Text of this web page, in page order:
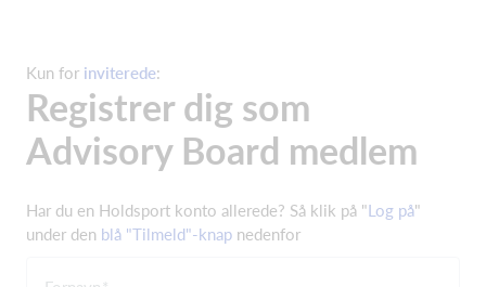
Kun for inviterede:
Registrer dig som
Advisory Board medlem
Har du en Holdsport konto allerede? Så klik på "Log på"
under den blå "Tilmeld"-knap nedenfor